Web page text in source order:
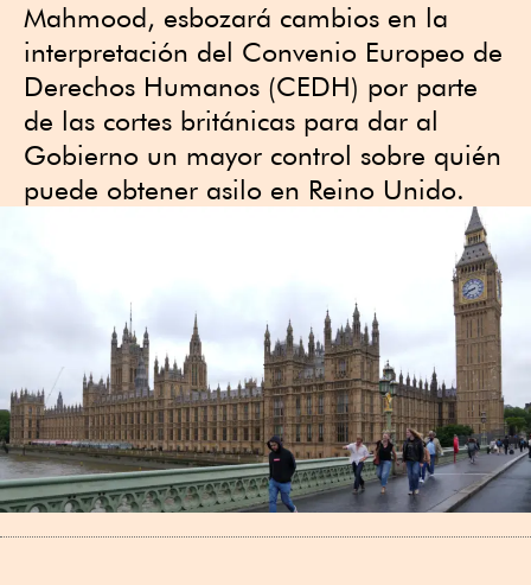
Mahmood, esbozará cambios en la
interpretación del Convenio Europeo de
Derechos Humanos (CEDH) por parte
de las cortes británicas para dar al
Gobierno un mayor control sobre quién
puede obtener asilo en Reino Unido.